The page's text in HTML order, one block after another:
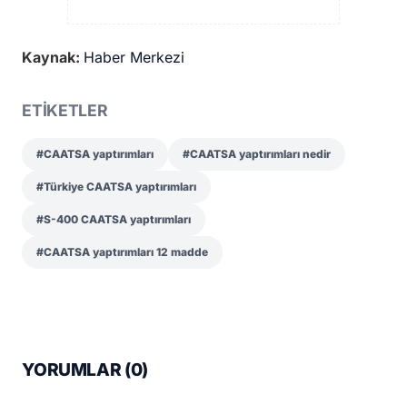
Kaynak: Haber Merkezi
ETİKETLER
#CAATSA yaptırımları #CAATSA yaptırımları nedir
#Türkiye CAATSA yaptırımları
#S-400 CAATSA yaptırımları
#CAATSA yaptırımları 12 madde
YORUMLAR (0)